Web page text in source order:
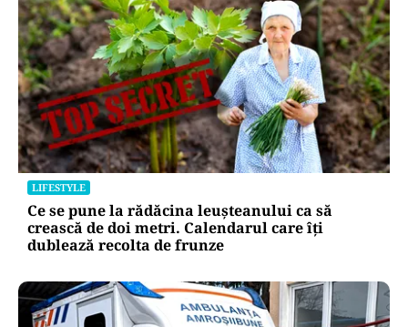
LIFESTYLE
Ce se pune la rădăcina leușteanului ca să
crească de doi metri. Calendarul care îți
dublează recolta de frunze